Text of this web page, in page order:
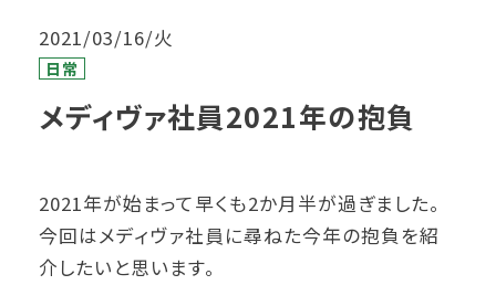
2021/03/16/火
日常
メディヴァ社員2021年の抱負
2021年が始まって早くも2か月半が過ぎました。
今回はメディヴァ社員に尋ねた今年の抱負を紹
介したいと思います。